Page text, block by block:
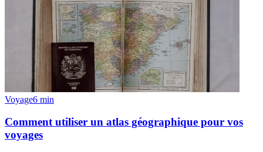
Voyage6 min
Comment utiliser un atlas géographique pour vos
voyages